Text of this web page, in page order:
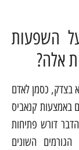
השפעות
אלה?
בצדק, כסמן לאדם
באמצעות קנאביס
דורש פתיחות
השונים